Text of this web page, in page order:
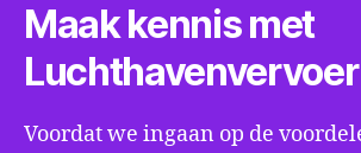
Maak kennis met
Luchthavenvervoer
Voordat we ingaan op de